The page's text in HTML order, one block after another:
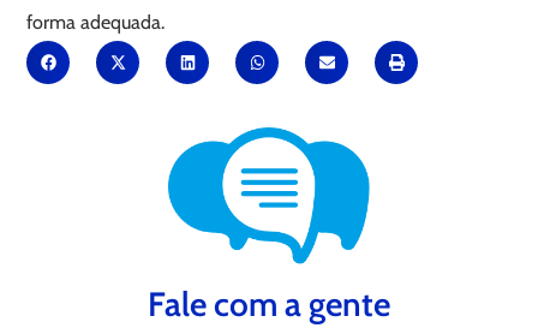
forma adequada.
Fale com a gente